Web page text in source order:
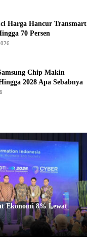
Harga Hancur Transmart
70 Persen
Chip Makin
2028 Apa Sebabnya
Ekonomi 8% Lewat